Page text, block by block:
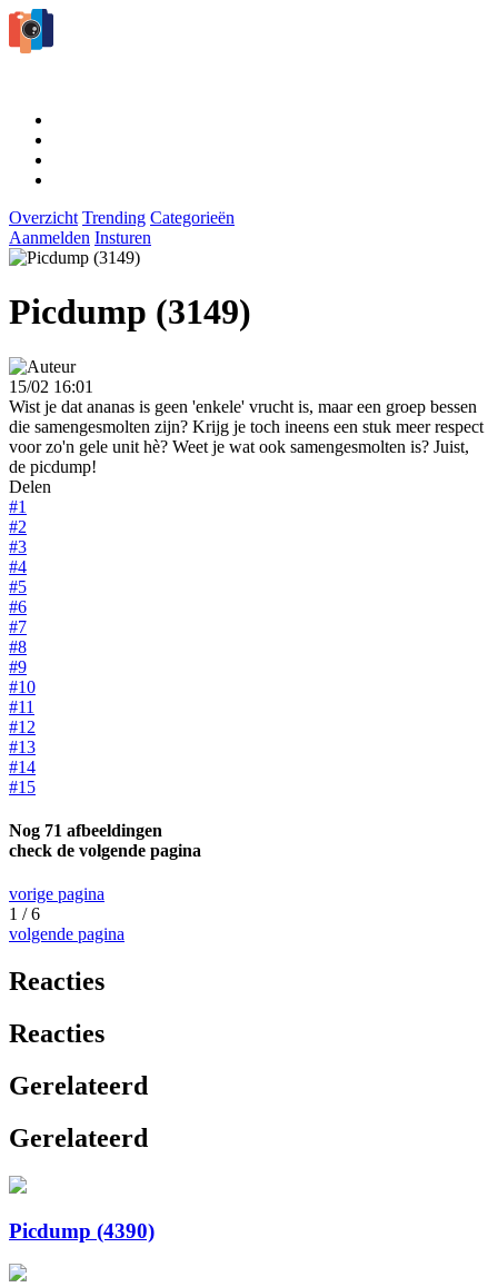
Overzicht Trending Categorieën
Aanmelden Insturen
Picdump (3149)
15/02 16:01
Wist je dat ananas is geen 'enkele' vrucht is, maar een groep bessen
die samengesmolten zijn? Krijg je toch ineens een stuk meer respect
voor zo'n gele unit hè? Weet je wat ook samengesmolten is? Juist,
de picdump!
Delen
#1
#2
#3
#4
#5
#6
#7
#8
#9
#10
#11
#12
#13
#14
#15
Nog 71 afbeeldingen
check de volgende pagina
vorige pagina
1 / 6
volgende pagina
Reacties
Reacties
Gerelateerd
Gerelateerd
Picdump (4390)